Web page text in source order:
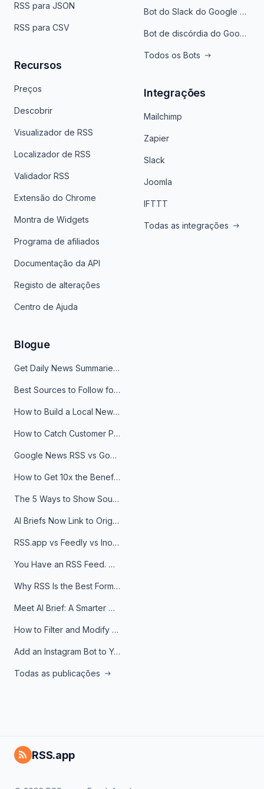
RSS para JSON
RSS para CSV
Recursos
Preços
Descobrir
Visualizador de RSS
Localizador de RSS
Validador RSS
Extensão do Chrome
Montra de Widgets
Programa de afiliados
Documentação da API
Registo de alterações
Centro de Ajuda
Bot do Slack do Google Notícias
Bot de discórdia do Google News
Todos os Bots
Integrações
Mailchimp
Zapier
Slack
Joomla
IFTTT
Todas as integrações
Blogue
Get Daily News Summaries About Any Topic in Telegram, Discord, Slack, and Email
Best Sources to Follow for Crypto News in Your Reader (2026)
How to Build a Local News Hub That Updates Itself
How to Catch Customer Problems Before They Become Support Tickets
Google News RSS vs Google Alerts: Which Is Better for News Monitoring?
How to Get 10x the Benefits of Google Alerts
The 5 Ways to Show Sources in Your AI Brief, And When to Use Each
AI Briefs Now Link to Original Sources. Here's Why It Matters
RSS.app vs Feedly vs Inoreader: Which One Is Actually Right for You?
You Have an RSS Feed. Now What?
Why RSS Is the Best Format for AI Agents in 2026
Meet AI Brief: A Smarter Way to Stay on Top of Information
How to Filter and Modify RSS Feeds
Add an Instagram Bot to Your Telegram Channel, Group, or Topic
Todas as publicações
RSS.app